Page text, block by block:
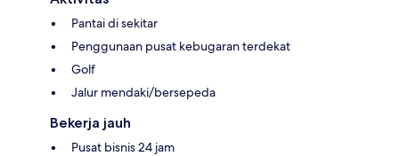
Pantai di sekitar
Penggunaan pusat kebugaran terdekat
Golf
Jalur mendaki/bersepeda
Bekerja jauh
Pusat bisnis 24 jam